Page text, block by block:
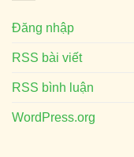
Đăng nhập
RSS bài viết
RSS bình luận
WordPress.org